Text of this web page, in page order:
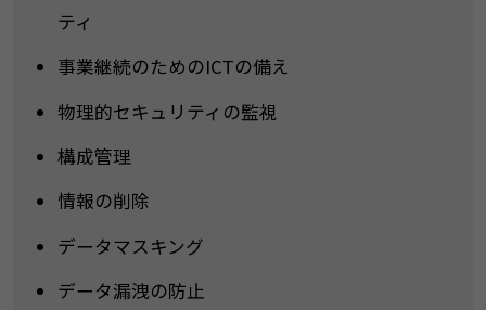
ティ
事業継続のためのICTの備え
物理的セキュリティの監視
構成管理
情報の削除
データマスキング
データ漏洩の防止